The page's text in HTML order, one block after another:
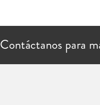
Contáctanos para